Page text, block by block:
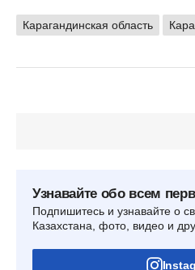
Карагандинская область
Узнавайте обо всем
Подпишитесь и узнавайте о
Казахстана, фото, видео и